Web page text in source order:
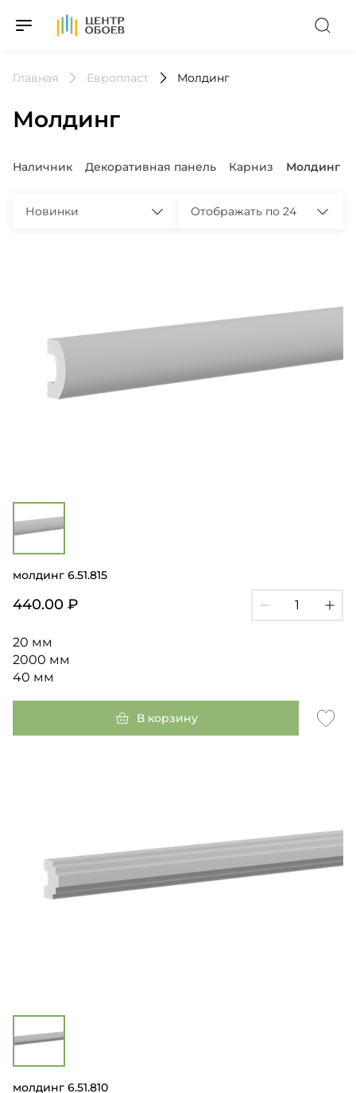
На Главную
Главная Европласт Молдинг
Молдинг
Популярные запросы
Наличник Декоративная панель Карниз Молдинг
Новинки Отображать по 24
молдинг 6.51.815
440.00 ₽
20 мм
2000 мм
40 мм
В корзину
молдинг 6.51.810